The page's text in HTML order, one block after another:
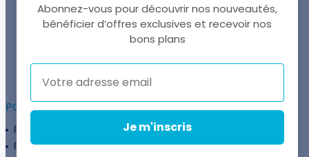
UNE QUESTION ?
+41 22 307 02 00
POUR ALLER PLUS LOIN :
Programme fidélité
Entreprises
Financement
Services
Abonnez-vous pour découvrir nos nouveautés,
bénéficier d’offres exclusives et recevoir nos
bons plans
Je m'inscris